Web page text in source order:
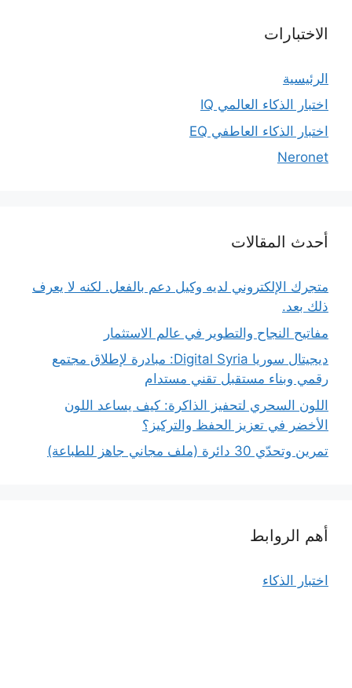
الاختبارات
الرئيسية
اختبار الذكاء العالمي IQ
اختبار الذكاء العاطفي EQ
Neronet
أحدث المقالات
متجرك الإلكتروني لديه وكيل دعم بالفعل. لكنه لا يعرف
ذلك بعد.
مفاتيح النجاح والتطوير في عالم الاستثمار
ديجيتال سوريا Digital Syria: مبادرة لإطلاق مجتمع
رقمي وبناء مستقبل تقني مستدام
اللون السحري لتحفيز الذاكرة: كيف يساعد اللون
الأخضر في تعزيز الحفظ والتركيز؟
تمرين وتحدّي 30 دائرة (ملف مجاني جاهز للطباعة)
أهم الروابط
اختبار الذكاء